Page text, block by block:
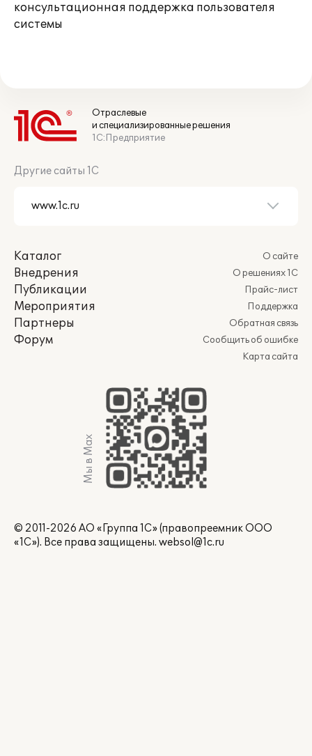
консультационная поддержка пользователя
системы
Отраслевые
и специализированные решения
1С:Предприятие
Другие сайты 1С
Каталог
Внедрения
Публикации
Мероприятия
Партнеры
Форум
О сайте
О решениях 1С
Прайс-лист
Поддержка
Обратная связь
Сообщить об ошибке
Карта сайта
Мы в Max
© 2011-2026 АО «Группа 1С» (правопреемник ООО
«1С»). Все права защищены. websol@1c.ru